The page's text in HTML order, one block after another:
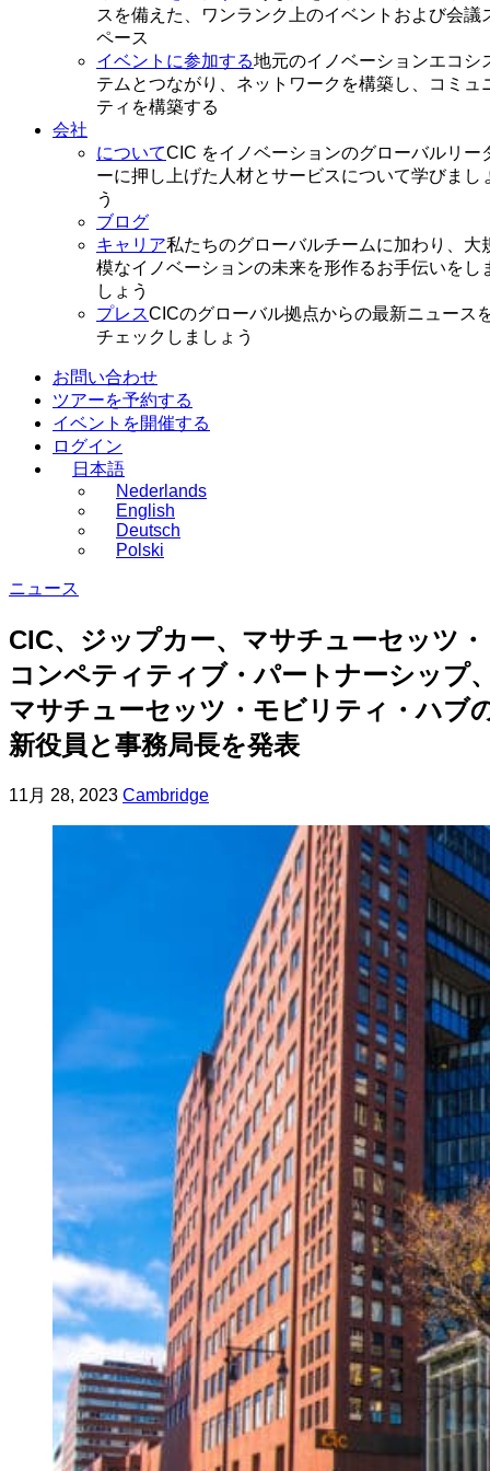
スを備えた、ワンランク上のイベントおよび会議
ペース
イベントに参加する地元のイノベーションエコシ
テムとつながり、ネットワークを構築し、コミュ
ティを構築する
会社
についてCIC をイノベーションのグローバルリー
ーに押し上げた人材とサービスについて学びまし
う
ブログ
キャリア私たちのグローバルチームに加わり、大
模なイノベーションの未来を形作るお手伝いをし
しょう
プレスCICのグローバル拠点からの最新ニュース
チェックしましょう
お問い合わせ
ツアーを予約する
イベントを開催する
ログイン
日本語
Nederlands
English
Deutsch
Polski
ニュース
CIC、ジップカー、マサチューセッツ・
コンペティティブ・パートナーシップ
マサチューセッツ・モビリティ・ハブ
新役員と事務局長を発表
投
11月 28, 2023 更
Cambridge